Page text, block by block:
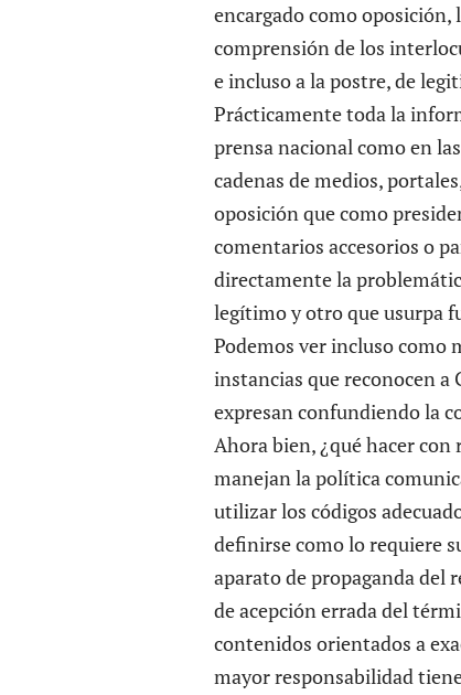
encargado como
comprensión de los
e incluso a la postre, de
Prácticamente toda la
prensa nacional como en
cadenas de medios,
oposición que como
comentarios accesorios o
directamente la
legítimo y otro que usurpa
Podemos ver incluso como
instancias que reconocen a
expresan confundiendo la
Ahora bien, ¿qué hacer con
manejan la política
utilizar los códigos
definirse como lo requiere
aparato de propaganda del
de acepción errada del
contenidos orientados a
mayor responsabilidad